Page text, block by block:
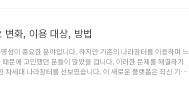
변화, 이용 대상, 방법
성이 중요한 분야입니다. 하지만 기존의 나라장터를 이용하며 느
문에 고민했던 분들이 많았을 겁니다. 이러한 문제를 해결하기
차세대 나라장터를 선보였습니다. 이 새로운 플랫폼은 최신 기술
요 변화, 이용 대상자, 이용 방법에 대해 구체적으로 살펴보겠습